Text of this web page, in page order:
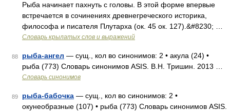
Рыба начинает пахнуть с головы. В этой форме впервые
встречается в сочинениях древнегреческого историка,
философа и писателя Плутарха (ок. 45 ок. 127).&#8230; …
Словарь крылатых слов и выражений
88 рыба-ангел — сущ., кол во синонимов: 2 • акула (24) •
рыба (773) Словарь синонимов ASIS. В.Н. Тришин. 2013 …
Словарь синонимов
89 рыба-бабочка — сущ., кол во синонимов: 2 •
окунеобразные (107) • рыба (773) Словарь синонимов ASIS.